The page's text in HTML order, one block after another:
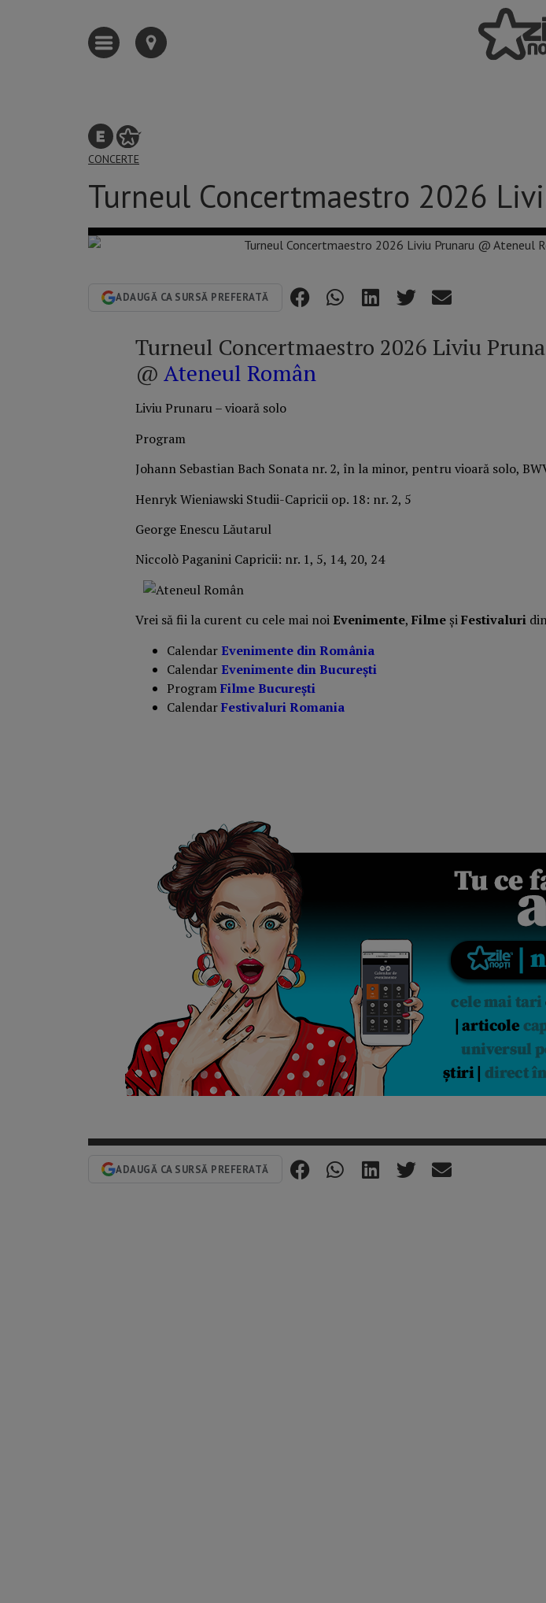
CONCERTE
Turneul Concertmaestro 2026
ADAUGĂ CA SURSĂ PREFERATĂ
Turneul Concertmaestro 2026 Liviu
@ Ateneul Român
Liviu Prunaru – vioară solo
Program
Johann Sebastian Bach Sonata nr. 2, în la minor, pentru vioară solo,
Henryk Wieniawski Studii-Capricii op. 18: nr. 2, 5
George Enescu Lăutarul
Niccolò Paganini Capricii: nr. 1, 5, 14, 20, 24
Vrei să fii la curent cu cele mai noiEvenimente, Filme șiFestivaluri
CalendarEvenimente din România
CalendarEvenimente din București
ProgramFilme București
CalendarFestivaluri Romania
ADAUGĂ CA SURSĂ PREFERATĂ